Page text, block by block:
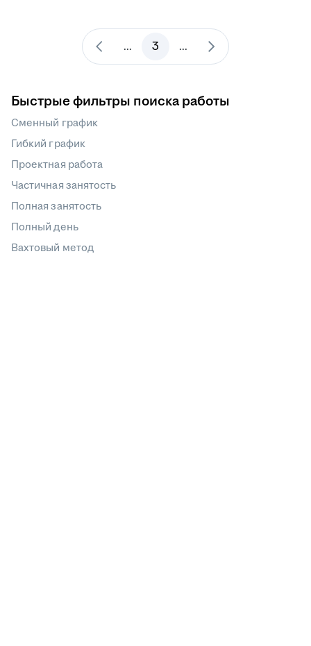
... 3 ...
Быстрые фильтры поиска работы
Сменный график
Гибкий график
Проектная работа
Частичная занятость
Полная занятость
Полный день
Вахтовый метод